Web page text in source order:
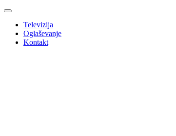
Televizija
Oglaševanje
Kontakt